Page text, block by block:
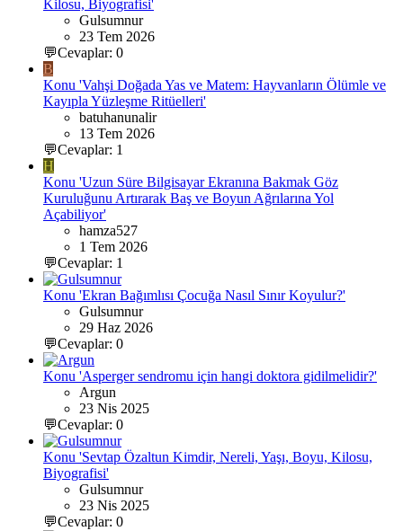
Kilosu, Biyografisi'
Gulsumnur
23 Tem 2026
💬Cevaplar: 0
B
Konu 'Vahşi Doğada Yas ve Matem: Hayvanların Ölümle ve
Kayıpla Yüzleşme Ritüelleri'
batuhanunalir
13 Tem 2026
💬Cevaplar: 1
H
Konu 'Uzun Süre Bilgisayar Ekranına Bakmak Göz
Kuruluğunu Artırarak Baş ve Boyun Ağrılarına Yol
Açabiliyor'
hamza527
1 Tem 2026
💬Cevaplar: 1
Konu 'Ekran Bağımlısı Çocuğa Nasıl Sınır Koyulur?'
Gulsumnur
29 Haz 2026
💬Cevaplar: 0
Konu 'Asperger sendromu için hangi doktora gidilmelidir?'
Argun
23 Nis 2025
💬Cevaplar: 0
Konu 'Sevtap Özaltun Kimdir, Nereli, Yaşı, Boyu, Kilosu,
Biyografisi'
Gulsumnur
23 Nis 2025
💬Cevaplar: 0